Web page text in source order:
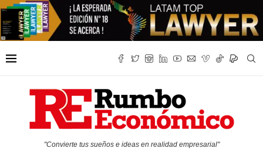
"Convierte tus sueños e ideas en realidad empresarial"